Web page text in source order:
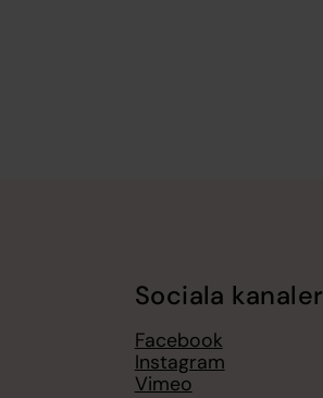
Sociala kanaler
Facebook
Instagram
Vimeo